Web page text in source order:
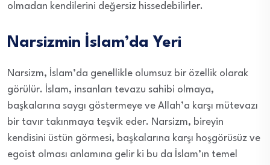
olmadan kendilerini değersiz hissedebilirler.
Narsizmin İslam’da Yeri
Narsizm, İslam’da genellikle olumsuz bir özellik olarak
görülür. İslam, insanları tevazu sahibi olmaya,
başkalarına saygı göstermeye ve Allah’a karşı mütevazı
bir tavır takınmaya teşvik eder. Narsizm, bireyin
kendisini üstün görmesi, başkalarına karşı hoşgörüsüz ve
egoist olması anlamına gelir ki bu da İslam’ın temel